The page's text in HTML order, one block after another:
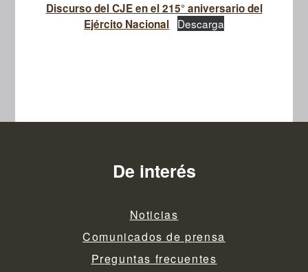
Discurso del CJE en el 215° aniversario del
Ejército Nacional Descarga
De interés
Noticias
Comunicados de prensa
Preguntas frecuentes